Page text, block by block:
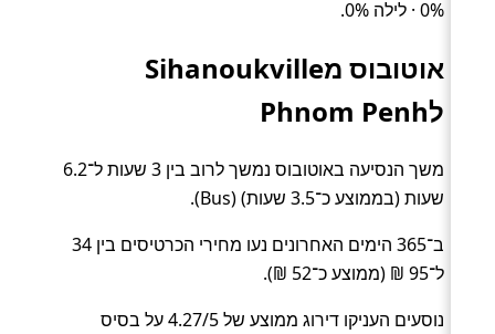
0% · לילה 0%.
אוטובוס מSihanoukville
לPhnom Penh
משך הנסיעה באוטובוס נמשך לרוב בין 3 שעות ל־6.2
שעות (בממוצע כ־3.5 שעות) (Bus).
ב־365 הימים האחרונים נעו מחירי הכרטיסים בין 34
ל־95 ₪ (ממוצע כ־52 ₪).
נוסעים העניקו דירוג ממוצע של 4.27/5 על בסיס